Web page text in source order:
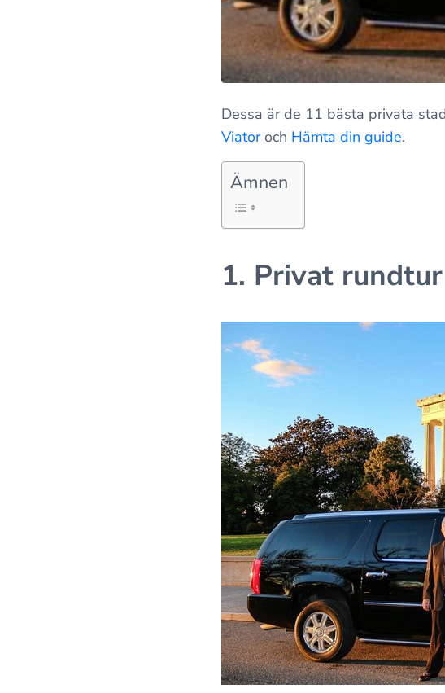
Dessa är de 11 bästa privata
Viatoroch Hämta din guide.
Ämnen
1. Privat